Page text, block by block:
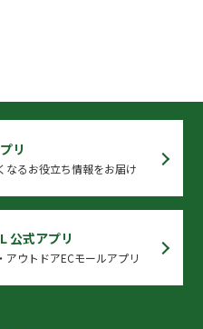
リ
なるお役立ち情報をお届け
公式アプリ
アウトドアECモールアプリ